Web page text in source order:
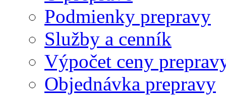
Podmienky prepravy
Služby a cenník
Výpočet ceny
Objednávka prepravy